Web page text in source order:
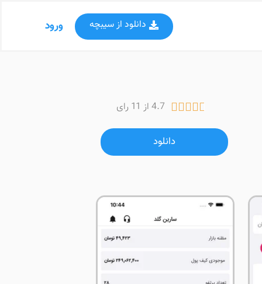
ورود دانلود از سیبچه
4.7 از 11 رای 
دانلود